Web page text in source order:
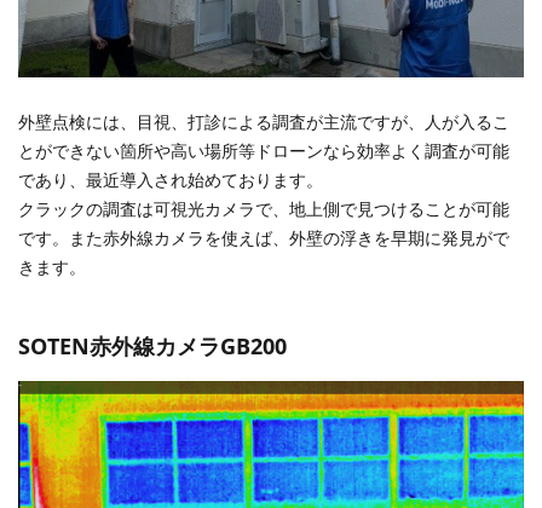
外壁点検には、目視、打診による調査が主流ですが、人が入るこ
とができない箇所や高い場所等ドローンなら効率よく調査が可能
であり、最近導入され始めております。
クラックの調査は可視光カメラで、地上側で見つけることが可能
です。また赤外線カメラを使えば、外壁の浮きを早期に発見がで
きます。
SOTEN赤外線カメラGB200